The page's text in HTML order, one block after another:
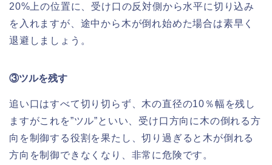
20%上の位置に、受け口の反対側から水平に切り込み
を入れますが、途中から木が倒れ始めた場合は素早く
退避しましょう。
③ツルを残す
追い口はすべて切り切らず、木の直径の10％幅を残し
ますがこれを”ツル”といい、受け口方向に木の倒れる方
向を制御する役割を果たし、切り過ぎると木が倒れる
方向を制御できなくなり、非常に危険です。